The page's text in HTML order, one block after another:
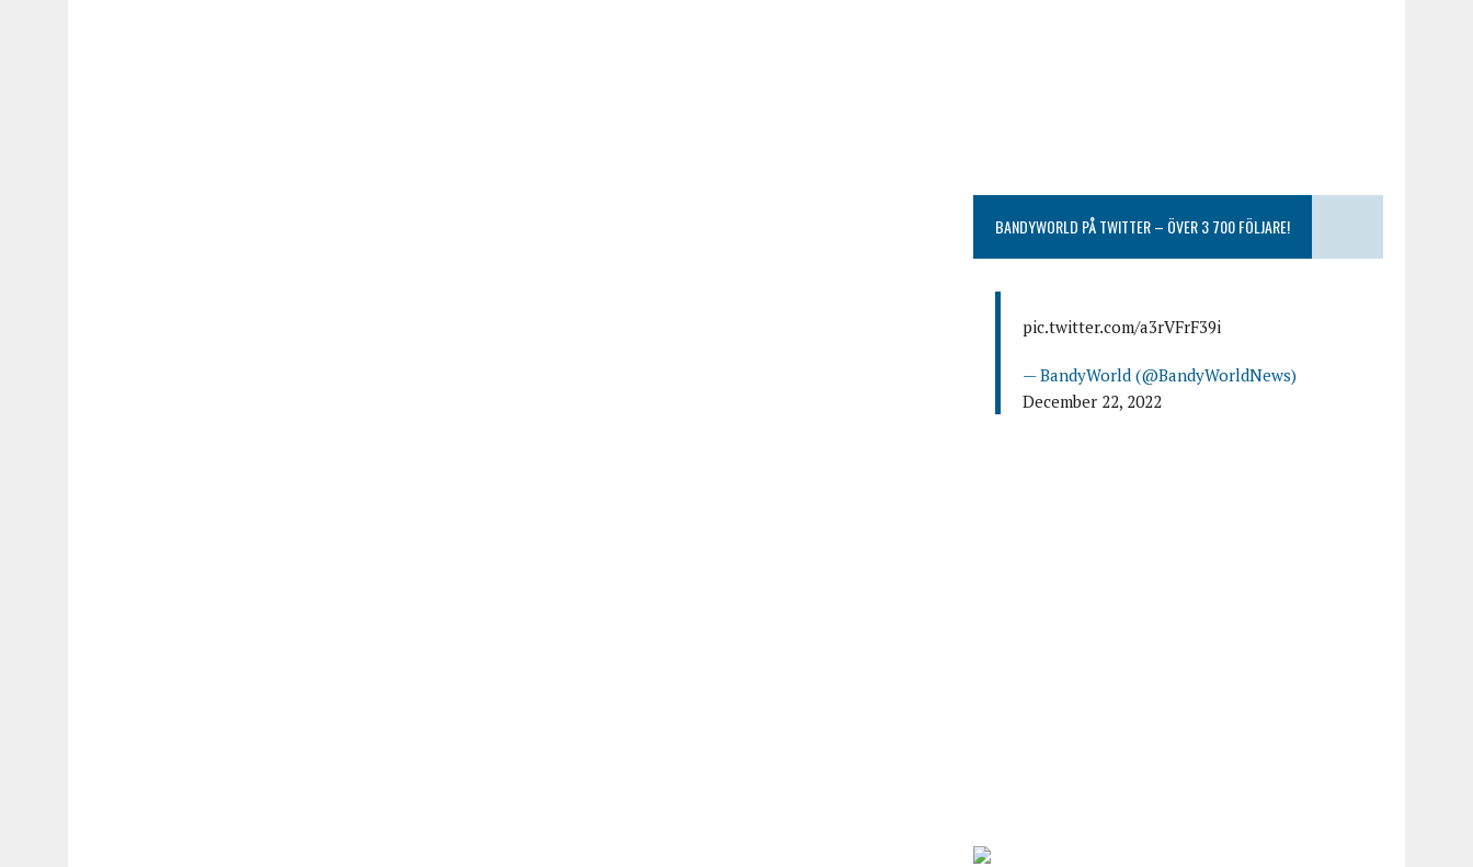
BANDYWORLD PÅ TWITTER – ÖVER 3 700 FÖLJARE!
pic.twitter.com/a3rVFrF39i
— BandyWorld (@BandyWorldNews)
December 22, 2022